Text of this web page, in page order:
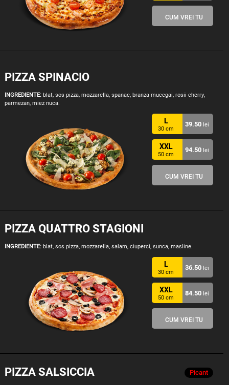
CUM VREI TU
PIZZA SPINACIO
INGREDIENTE:blat, sos pizza, mozzarella, spanac, branza mucegai, rosii cherry,
parmezan, miez nuca.
L
30 cm 39.50 lei
XXL
50 cm 94.50 lei
CUM VREI TU
PIZZA QUATTRO STAGIONI
INGREDIENTE:blat, sos pizza, mozzarella, salam, ciuperci, sunca, masline.
L
30 cm 36.50 lei
XXL
50 cm 84.50 lei
CUM VREI TU
PIZZA SALSICCIA Picant